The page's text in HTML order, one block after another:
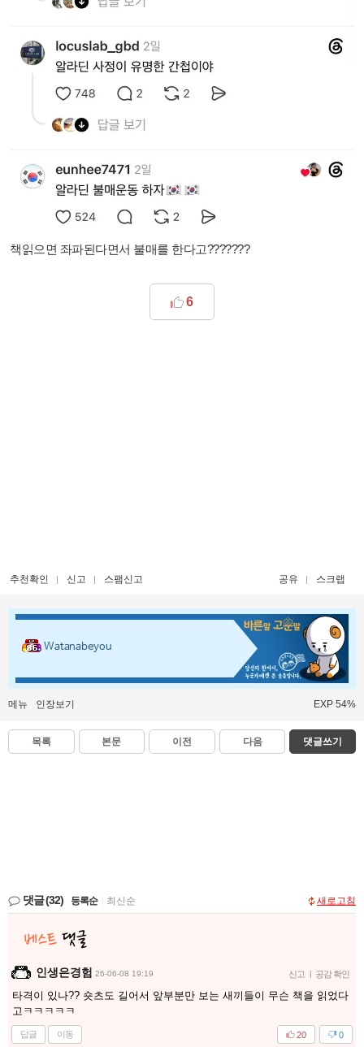
책읽으면 좌파된다면서 불매를 한다고???????
6
추천확인 신고 스팸신고 공유 스크랩
Watanabeyou
메뉴 인장보기 EXP 54%
목록 본문 이전 다음 댓글쓰기
댓글(32) 등록순 최신순 새로고침
인생은경험 26-06-08 19:19 신고 | 공감 확인
타격이 있나?? 숏츠도 길어서 앞부분만 보는 새끼들이 무슨 책을 읽었다
고ㅋㅋㅋㅋㅋ
답글 이동 0
20